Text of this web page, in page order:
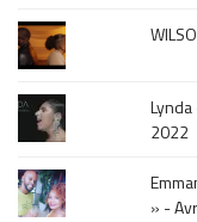
2022
» -